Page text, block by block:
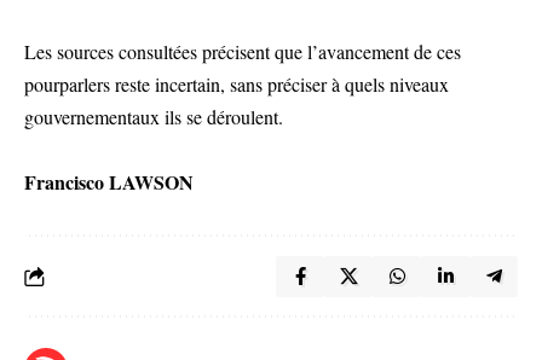
Les sources consultées précisent que l’avancement de ces
pourparlers reste incertain, sans préciser à quels niveaux
gouvernementaux ils se déroulent.
Francisco LAWSON